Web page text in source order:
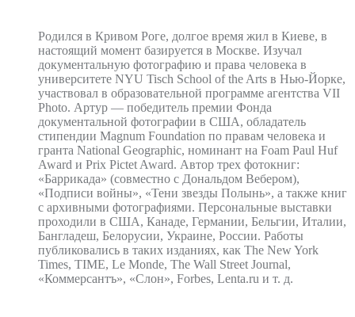
Родился в Кривом Роге, долгое время жил в Киеве, в
настоящий момент базируется в Москве. Изучал
документальную фотографию и права человека в
университете NYU Tisch School of the Arts в Нью-Йорке,
участвовал в образовательной программе агентства VII
Photo. Артур — победитель премии Фонда
документальной фотографии в США, обладатель
стипендии Magnum Foundation по правам человека и
гранта National Geographic, номинант на Foam Paul Huf
Award и Prix Pictet Award. Автор трех фотокниг:
«Баррикада» (совместно с Дональдом Вебером),
«Подписи войны», «Тени звезды Полынь», а также книг
с архивными фотографиями. Персональные выставки
проходили в США, Канаде, Германии, Бельгии, Италии,
Бангладеш, Белорусии, Украине, России. Работы
публиковались в таких изданиях, как The New York
Times, TIME, Le Monde, The Wall Street Journal,
«Коммерсантъ», «Слон», Forbes, Lenta.ru и т. д.